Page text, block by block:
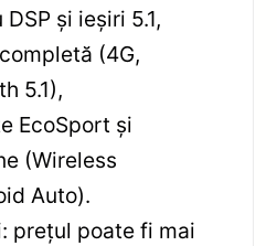
și ieșiri 5.1,
(4G,
5.1),
EcoSport și
(Wireless
Auto).
prețul poate fi mai